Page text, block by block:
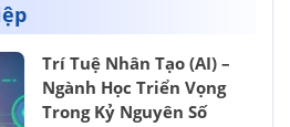
Trí Tuệ Nhân Tạo (AI) –
Ngành Học Triển Vọng
Trong Kỷ Nguyên Số